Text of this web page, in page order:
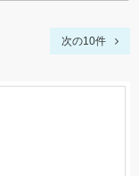
次の10件